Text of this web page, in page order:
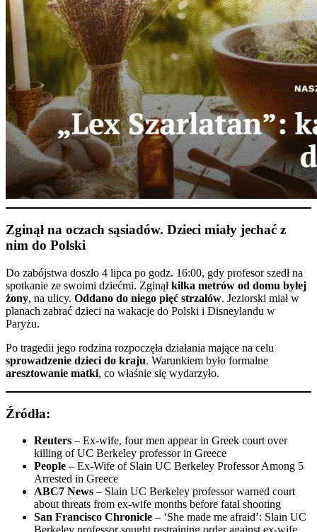
Zginął na oczach sąsiadów. Dzieci miały jechać z
nim do Polski
Do zabójstwa doszło 4 lipca po godz. 16:00, gdy profesor szedł na
spotkanie ze swoimi dziećmi. Zginąłkilka metrów od domu byłej
żony, na ulicy. Oddano do niego pięć strzałów. Jeziorski miał w
planach zabrać dzieci na wakacje do Polski i Disneylandu w
Paryżu.
Po tragedii jego rodzina rozpoczęła działania mające na celu
sprowadzenie dzieci do kraju. Warunkiem było formalne
aresztowanie matki, co właśnie się wydarzyło.
Źródła:
Reuters – Ex-wife, four men appear in Greek court over
killing of UC Berkeley professor in Greece
People – Ex-Wife of Slain UC Berkeley Professor Among 5
Arrested in Greece
ABC7 News – Slain UC Berkeley professor warned court
about threats from ex-wife months before fatal shooting
San Francisco Chronicle – ‘She made me afraid’: Slain UC